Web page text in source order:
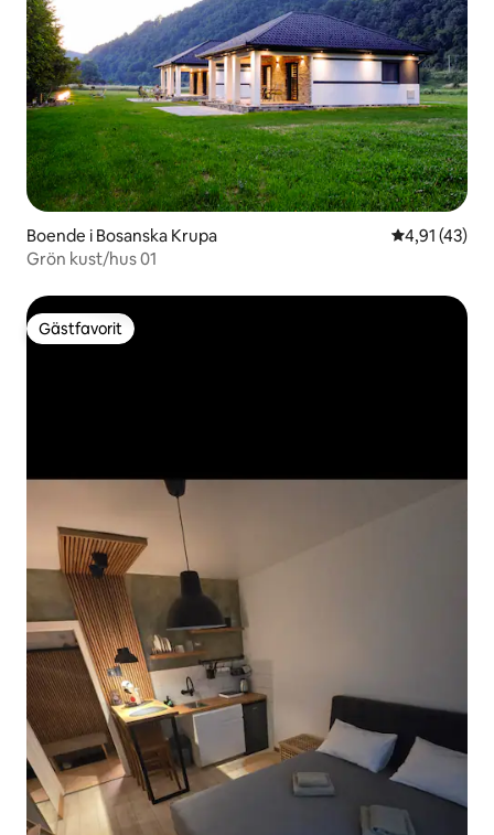
Boende i Bosanska Krupa 4,91 av 5 i
4,91 (43)
Grön kust/hus 01
Gästfavorit
Gästfavorit